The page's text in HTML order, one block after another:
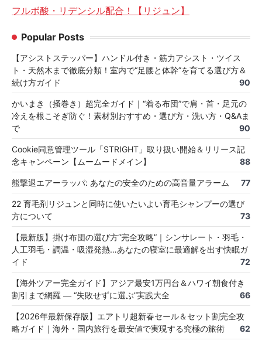
フルボ酸・リデンシル配合！【リジュン】
Popular Posts
【アシストステッパー】ハンドル付き・筋力アシスト・ツイス
ト・天然木まで徹底分類！室内で“足腰と体幹”を育てる選び方＆
続け方ガイド
90
かいまき（掻巻き）超完全ガイド｜“着る布団”で肩・首・足元の
冷えを根こそぎ防ぐ！素材別おすすめ・選び方・洗い方・Q&Aま
で
90
Cookie同意管理ツール「STRIGHT」取り扱い開始＆リリース記
念キャンペーン【ムームードメイン】
88
熊撃退エアーラッパ: あなたの安全のための高音量アラーム 77
22 育毛剤リジュンと同時に使いたいよい育毛シャンプーの選び
方について
73
【最新版】掛け布団の選び方“完全攻略”｜シンサレート・羽毛・
人工羽毛・調温・吸湿発熱…あなたの寝室に最適解を出す快眠ガ
イド
72
【海外ツアー完全ガイド】アジア最安1万円台＆ハワイ朝食付き
割引まで網羅 ― “失敗せずに選ぶ”実践大全
66
【2026年最新保存版】エアトリ超新春セール＆セット割完全攻
略ガイド｜海外・国内旅行を最安値で実現する究極の旅術
62